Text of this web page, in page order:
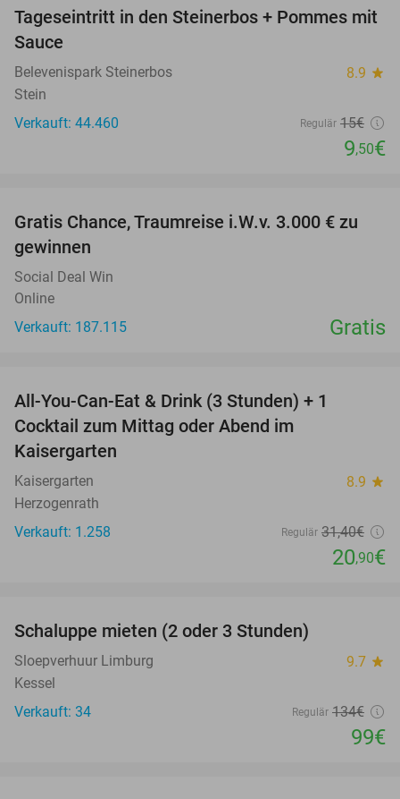
37%
Tageseintritt in den Steinerbos + Pommes mit
Sauce
Belevenispark Steinerbos 8.9 star
Stein
Verkauft: 44.460
Regulär 15€
9,50€
Gratis Chance, Traumreise i.W.v. 3.000 € zu
gewinnen
Social Deal Win
Online
Verkauft: 187.115
Gratis
All-You-Can-Eat & Drink (3 Stunden) + 1
Cocktail zum Mittag oder Abend im
Kaisergarten
Kaisergarten 8.9 star
Herzogenrath
Verkauft: 1.258
Regulär 31,40€
20,90€
Schaluppe mieten (2 oder 3 Stunden)
Sloepverhuur Limburg 9.7 star
Kessel
Verkauft: 34
Regulär 134€
99€